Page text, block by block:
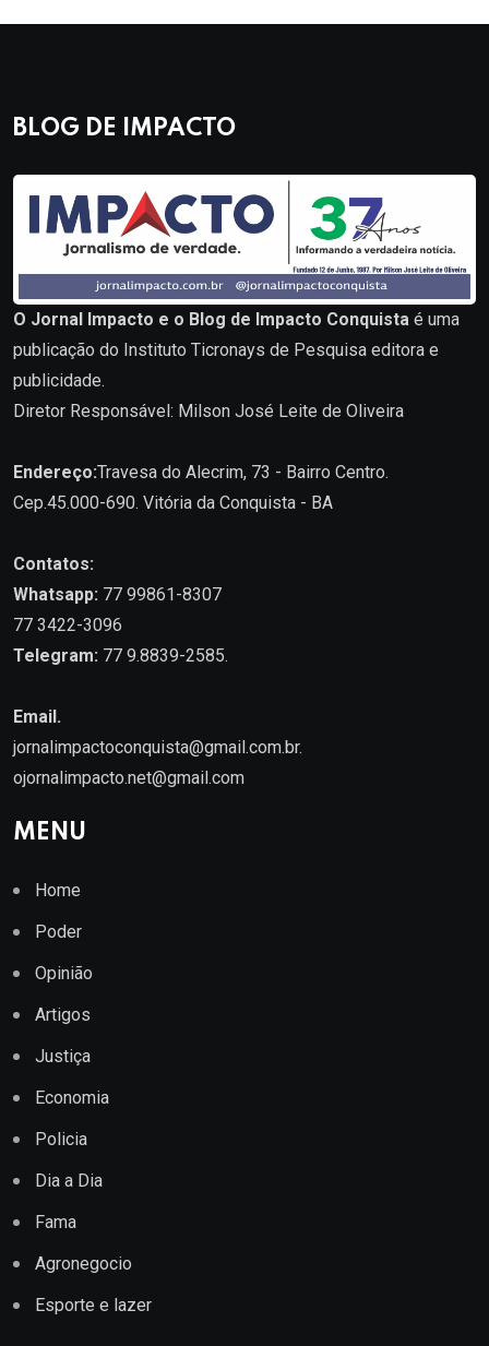
BLOG DE IMPACTO
O Jornal Impacto e o Blog de Impacto Conquista é uma
publicação do Instituto Ticronays de Pesquisa editora e
publicidade.
Diretor Responsável: Milson José Leite de Oliveira
Endereço:Travesa do Alecrim, 73 - Bairro Centro.
Cep.45.000-690. Vitória da Conquista - BA
Contatos:
Whatsapp: 77 99861-8307
77 3422-3096
Telegram: 77 9.8839-2585.
Email.
jornalimpactoconquista@gmail.com.br.
ojornalimpacto.net@gmail.com
MENU
Home
Poder
Opinião
Artigos
Justiça
Economia
Policia
Dia a Dia
Fama
Agronegocio
Esporte e lazer